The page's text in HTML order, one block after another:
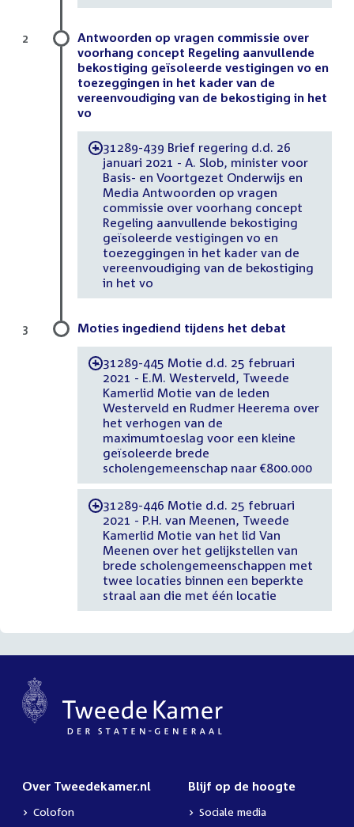
Antwoorden op vragen commissie over
voorhang concept Regeling aanvullende
bekostiging geïsoleerde vestigingen vo en
toezeggingen in het kader van de
vereenvoudiging van de bekostiging in het
vo
-31289-439 Brief regering d.d. 26
januari 2021 - A. Slob, minister voor
Basis- en Voortgezet Onderwijs en
Media Antwoorden op vragen
commissie over voorhang concept
Regeling aanvullende bekostiging
geïsoleerde vestigingen vo en
toezeggingen in het kader van de
vereenvoudiging van de bekostiging
in het vo
2
Moties ingediend tijdens het debat
-31289-445 Motie d.d. 25 februari
2021 - E.M. Westerveld, Tweede
Kamerlid Motie van de leden
Westerveld en Rudmer Heerema over
het verhogen van de
maximumtoeslag voor een kleine
geïsoleerde brede
scholengemeenschap naar €800.000
-31289-446 Motie d.d. 25 februari
2021 - P.H. van Meenen, Tweede
Kamerlid Motie van het lid Van
Meenen over het gelijkstellen van
brede scholengemeenschappen met
twee locaties binnen een beperkte
straal aan die met één locatie
3
Over Tweedekamer.nl
Colofon
Blijf op de hoogte
Sociale media